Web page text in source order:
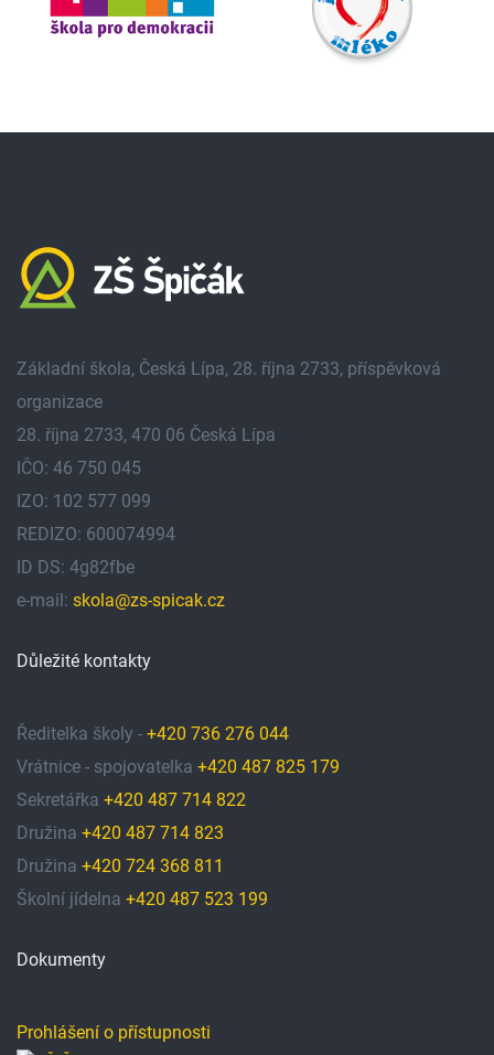
Základní škola, Česká Lípa, 28. října 2733, příspěvková
organizace
28. října 2733, 470 06 Česká Lípa
IČO: 46 750 045
IZO: 102 577 099
REDIZO: 600074994
ID DS: 4g82fbe
e-mail: skola@zs-spicak.cz
Důležité kontakty
Ředitelka školy - +420 736 276 044
Vrátnice - spojovatelka +420 487 825 179
Sekretářka +420 487 714 822
Družina +420 487 714 823
Družina +420 724 368 811
Školní jídelna +420 487 523 199
Dokumenty
Prohlášení o přístupnosti